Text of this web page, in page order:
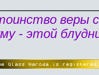
веры
- этой